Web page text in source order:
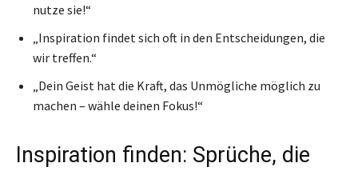
nutze sie!“
„Inspiration findet sich oft in den Entscheidungen, die
wir treffen.“
„Dein Geist hat die Kraft, das Unmögliche möglich zu
machen – wähle deinen Fokus!“
Inspiration finden: Sprüche, die